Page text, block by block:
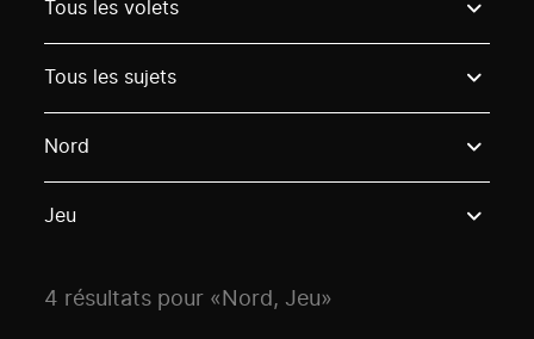
Tous les volets
Tous les sujets
Nord
Jeu
4 résultats pour «Nord, Jeu»